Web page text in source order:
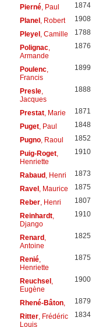
Pierné, Paul 1874
Planel, Robert 1908
Pleyel, Camille 1788
Polignac,
Armande
1876
Poulenc,
Francis
1899
Presle,
Jacques
1888
Prestat, Marie 1871
Puget, Paul 1848
Pugno, Raoul 1852
Puig-Roget,
Henriette
1910
Rabaud, Henri 1873
Ravel, Maurice 1875
Reber, Henri 1807
Reinhardt,
Django
1910
Renard,
Antoine
1825
Renié,
Henriette
1875
Reuchsel,
Eugène
1900
Rhené-Bâton, 1879
Ritter, Frédéric
Louis
1834